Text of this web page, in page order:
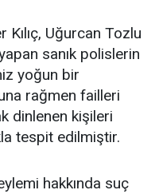
Kılıç, Uğurcan Tozlu
sanık polislerin
yoğun bir
rağmen failleri
dinlenen kişileri
tespit edilmiştir.
hakkında suç